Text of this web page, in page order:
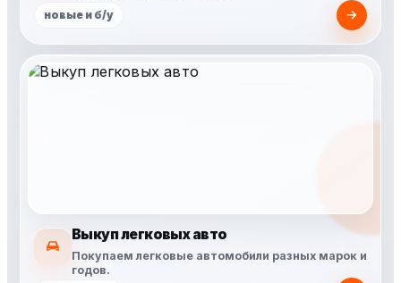
новые и б/у
Выкуп легковых авто
Покупаем легковые автомобили разных марок и
годов.